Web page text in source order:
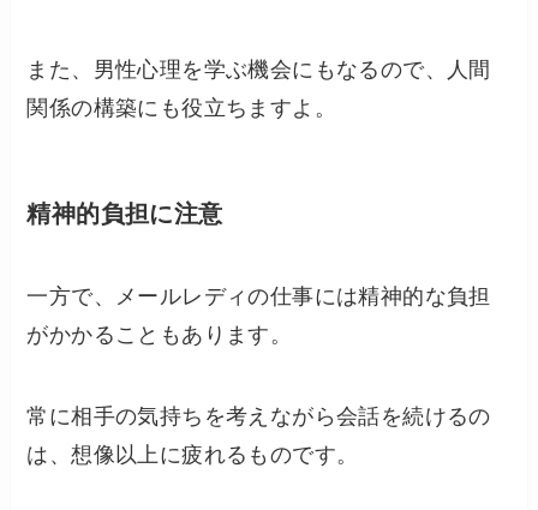
また、男性心理を学ぶ機会にもなるので、人間
関係の構築にも役立ちますよ。
精神的負担に注意
一方で、メールレディの仕事には精神的な負担
がかかることもあります。
常に相手の気持ちを考えながら会話を続けるの
は、想像以上に疲れるものです。